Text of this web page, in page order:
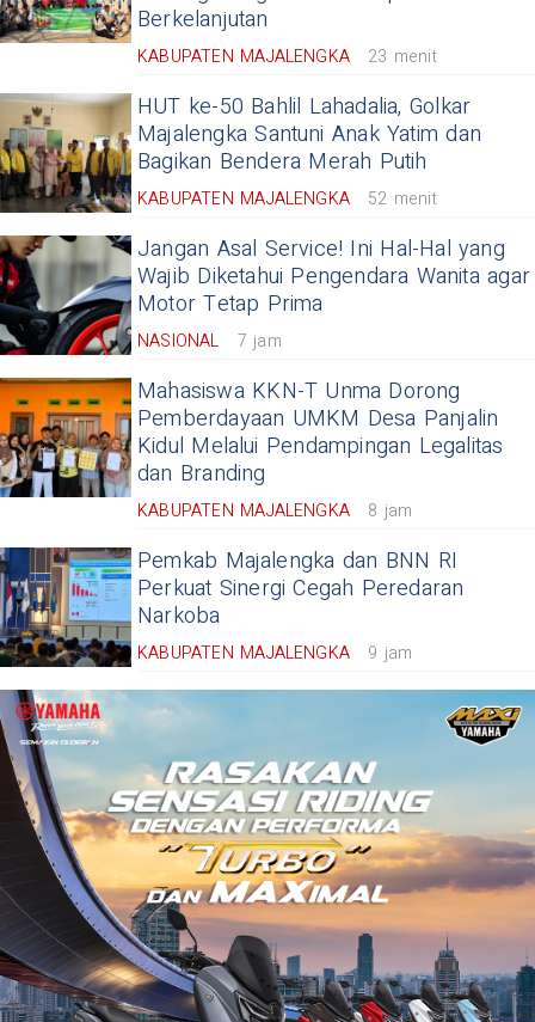
Berkelanjutan
KABUPATEN MAJALENGKA 23 menit
HUT ke-50 Bahlil Lahadalia, Golkar
Majalengka Santuni Anak Yatim dan
Bagikan Bendera Merah Putih
KABUPATEN MAJALENGKA 52 menit
Jangan Asal Service! Ini Hal-Hal yang
Wajib Diketahui Pengendara Wanita agar
Motor Tetap Prima
NASIONAL 7 jam
Mahasiswa KKN-T Unma Dorong
Pemberdayaan UMKM Desa Panjalin
Kidul Melalui Pendampingan Legalitas
dan Branding
KABUPATEN MAJALENGKA 8 jam
Pemkab Majalengka dan BNN RI
Perkuat Sinergi Cegah Peredaran
Narkoba
KABUPATEN MAJALENGKA 9 jam